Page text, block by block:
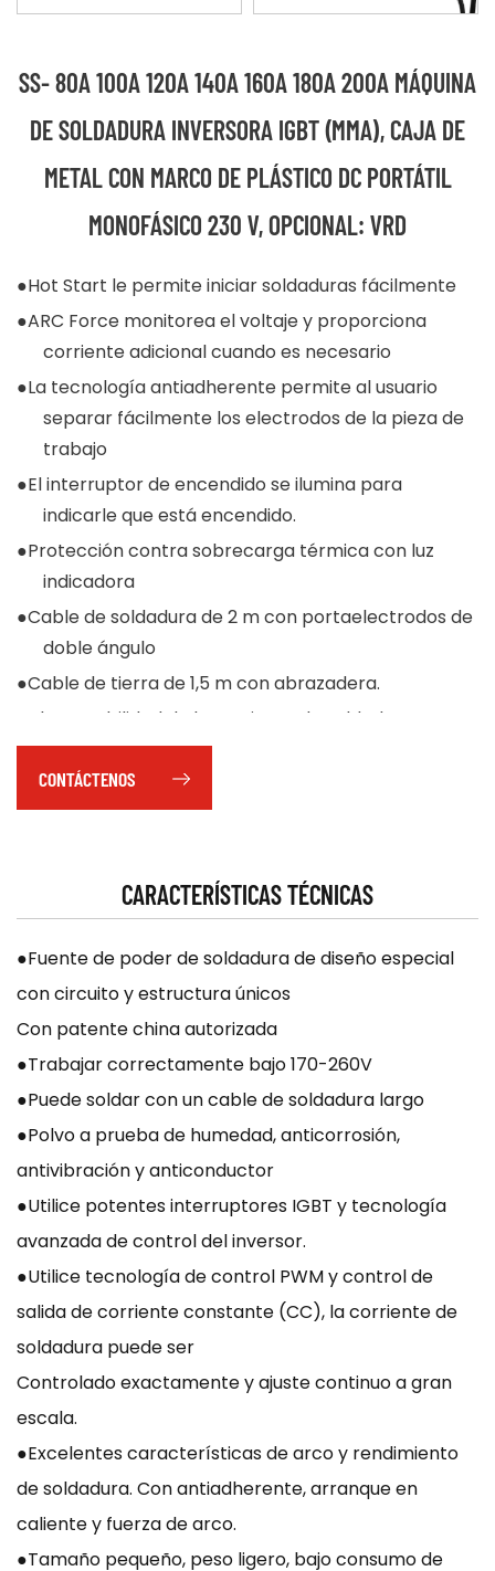
SS- 80A 100A 120A 140A 160A 180A 200A MÁQUINA
DE SOLDADURA INVERSORA IGBT (MMA), CAJA DE
METAL CON MARCO DE PLÁSTICO DC PORTÁTIL
MONOFÁSICO 230 V, OPCIONAL: VRD
●Hot Start le permite iniciar soldaduras fácilmente
●ARC Force monitorea el voltaje y proporciona
corriente adicional cuando es necesario
●La tecnología antiadherente permite al usuario
separar fácilmente los electrodos de la pieza de
trabajo
●El interruptor de encendido se ilumina para
indicarle que está encendido.
●Protección contra sobrecarga térmica con luz
indicadora
●Cable de soldadura de 2 m con portaelectrodos de
doble ángulo
●Cable de tierra de 1,5 m con abrazadera.
●Alta estabilidad de la corriente de soldadura para
una salida constante
●La salida de corriente CC proporciona una salida
estable para una buena penetración
CONTÁCTENOS
CARACTERÍSTICAS TÉCNICAS
●Fuente de poder de soldadura de diseño especial
con circuito y estructura únicos
Con patente china autorizada
●Trabajar correctamente bajo 170-260V
●Puede soldar con un cable de soldadura largo
●Polvo a prueba de humedad, anticorrosión,
antivibración y anticonductor
●Utilice potentes interruptores IGBT y tecnología
avanzada de control del inversor.
●Utilice tecnología de control PWM y control de
salida de corriente constante (CC), la corriente de
soldadura puede ser
Controlado exactamente y ajuste continuo a gran
escala.
●Excelentes características de arco y rendimiento
de soldadura. Con antiadherente, arranque en
caliente y fuerza de arco.
●Tamaño pequeño, peso ligero, bajo consumo de